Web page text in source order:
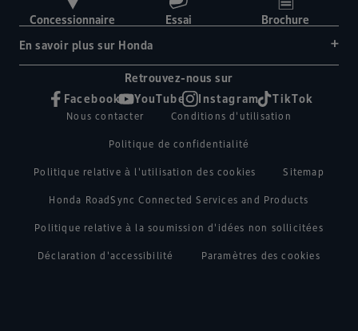
Concessionnaire Essai
Brochure
En savoir plus sur Honda
Retrouvez-nous sur
Facebook
YouTube Instagram TikTok
Nous contacter Conditions d'utilisation
Politique de confidentialité
Politique relative à l'utilisation des cookies Sitemap
Honda RoadSync Connected Services and Products
Politique relative à la soumission d'idées non sollicitées
Déclaration d'accessibilité Paramètres des cookies